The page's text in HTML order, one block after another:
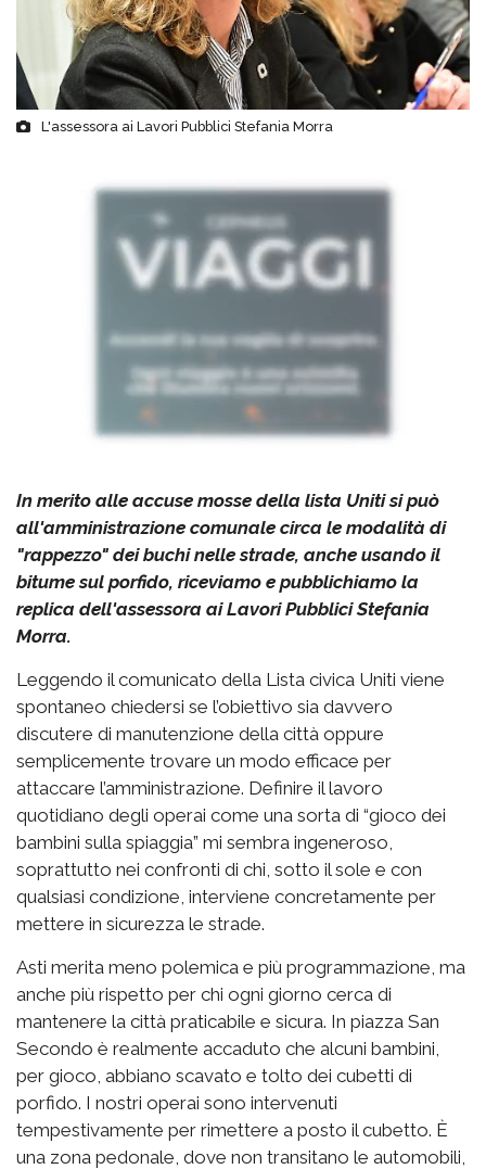
L'assessora ai Lavori Pubblici Stefania Morra
In merito alle accuse mosse della lista Uniti si può
all'amministrazione comunale circa le modalità di
"rappezzo" dei buchi nelle strade, anche usando il
bitume sul porfido, riceviamo e pubblichiamo la
replica dell'assessora ai Lavori Pubblici Stefania
Morra.
Leggendo il comunicato della Lista civica Uniti viene
spontaneo chiedersi se l’obiettivo sia davvero
discutere di manutenzione della città oppure
semplicemente trovare un modo efficace per
attaccare l’amministrazione. Definire il lavoro
quotidiano degli operai come una sorta di “gioco dei
bambini sulla spiaggia” mi sembra ingeneroso,
soprattutto nei confronti di chi, sotto il sole e con
qualsiasi condizione, interviene concretamente per
mettere in sicurezza le strade.
Asti merita meno polemica e più programmazione, ma
anche più rispetto per chi ogni giorno cerca di
mantenere la città praticabile e sicura. In piazza San
Secondo è realmente accaduto che alcuni bambini,
per gioco, abbiano scavato e tolto dei cubetti di
porfido. I nostri operai sono intervenuti
tempestivamente per rimettere a posto il cubetto. È
una zona pedonale, dove non transitano le automobili,